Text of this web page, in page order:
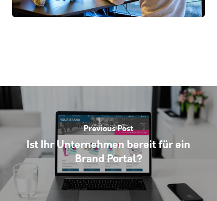
Previous Post
Ist Ihr Unternehmen bereit für ein
Brand Portal?